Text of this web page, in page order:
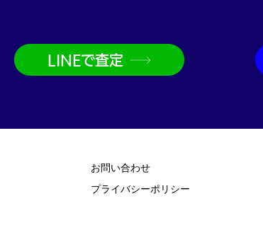
LINEで査定
お問い合わせ
プライバシーポリシー